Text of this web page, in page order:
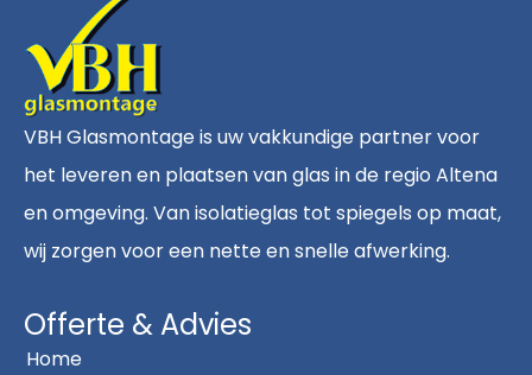
VBH Glasmontage is uw vakkundige partner voor
het leveren en plaatsen van glas in de regio Altena
en omgeving. Van isolatieglas tot spiegels op maat,
wij zorgen voor een nette en snelle afwerking.
Offerte & Advies
Home